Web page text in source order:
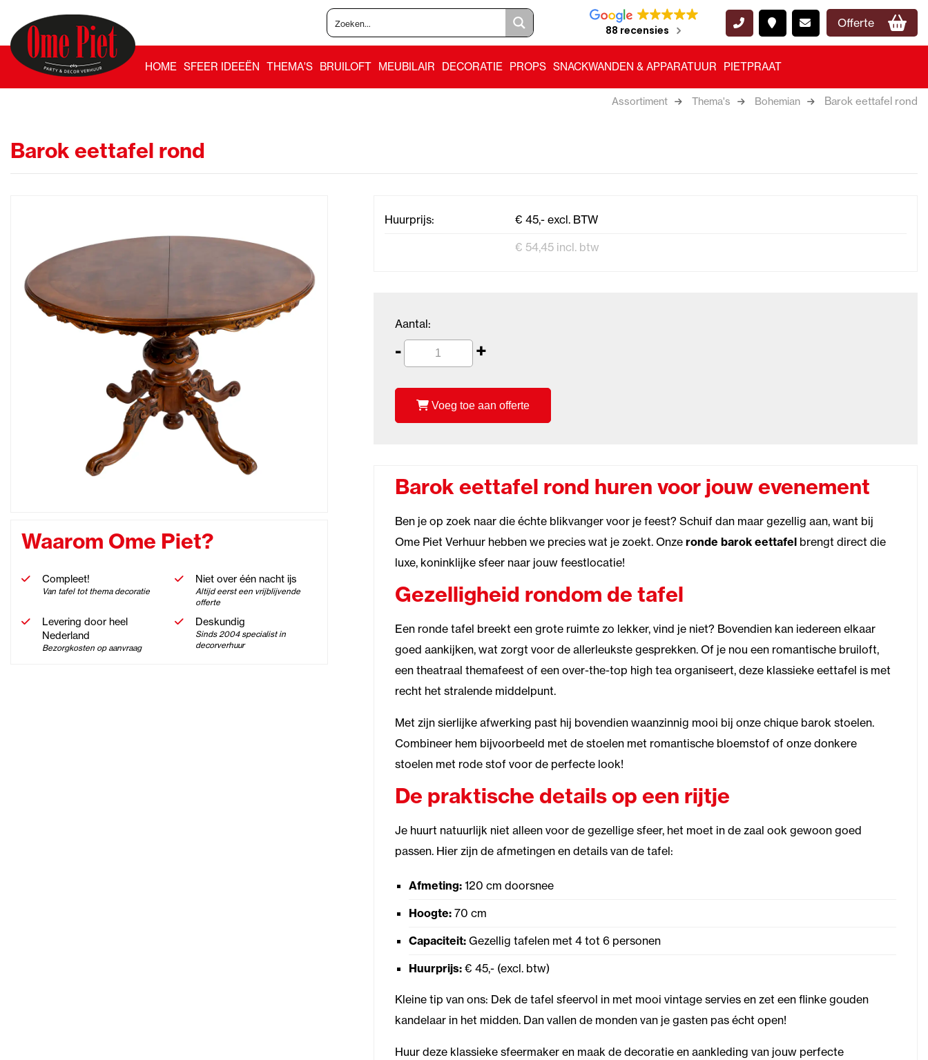
88 recensies
Offerte
HOME SFEER IDEEËN THEMA'S BRUILOFT MEUBILAIR DECORATIE PROPS SNACKWANDEN & APPARATUUR PIETPRAAT
Assortiment Thema's Bohemian Barok eettafel rond
Barok eettafel rond
Waarom Ome Piet?
Compleet!
Van tafel tot thema decoratie
Niet over één nacht ijs
Altijd eerst een vrijblijvende
offerte
Levering door heel
Nederland
Bezorgkosten op aanvraag
Deskundig
Sinds 2004 specialist in
decorverhuur
Huurprijs:
€ 45,- excl. BTW
€ 54,45 incl. btw
Aantal:
- +
Voeg toe aan offerte
Barok eettafel rond huren voor jouw evenement
Ben je op zoek naar die échte blikvanger voor je feest? Schuif dan maar gezellig aan, want bij
Ome Piet Verhuur hebben we precies wat je zoekt. Onze ronde barok eettafelbrengt direct die
luxe, koninklijke sfeer naar jouw feestlocatie!
Gezelligheid rondom de tafel
Een ronde tafel breekt een grote ruimte zo lekker, vind je niet? Bovendien kan iedereen elkaar
goed aankijken, wat zorgt voor de allerleukste gesprekken. Of je nou een romantische bruiloft,
een theatraal themafeest of een over-the-top high tea organiseert, deze klassieke eettafel is met
recht het stralende middelpunt.
Met zijn sierlijke afwerking past hij bovendien waanzinnig mooi bij onze chique barok stoelen.
Combineer hem bijvoorbeeld met de stoelen met romantische bloemstof of onze donkere
stoelen met rode stof voor de perfecte look!
De praktische details op een rijtje
Je huurt natuurlijk niet alleen voor de gezellige sfeer, het moet in de zaal ook gewoon goed
passen. Hier zijn de afmetingen en details van de tafel:
Afmeting:120 cm doorsnee
Hoogte:70 cm
Capaciteit:Gezellig tafelen met 4 tot 6 personen
Huurprijs:€ 45,- (excl. btw)
Kleine tip van ons: Dek de tafel sfeervol in met mooi vintage servies en zet een flinke gouden
kandelaar in het midden. Dan vallen de monden van je gasten pas écht open!
Huur deze klassieke sfeermaker en maak de decoratie en aankleding van jouw perfecte